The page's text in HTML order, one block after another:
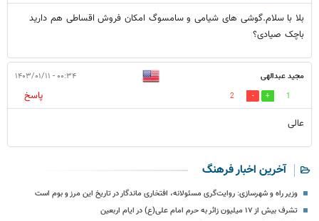
بلا با سلام.گوشی های شیامی و سامسوگ امکان فروش اقساطی هم دارید
باچک صیادی؟
مجید عبدالهی ۰۰:۳۴ - ۱۴۰۳/۰۱/۱۱
1
2
پاسخ
عالی
آخرین اخبار فرهنگ
وزیر راه و شهرسازی: روایت‌گری مسئولانه، افتخاری ماندگار در تاریخ این مرز و بوم است
تشرف بیش از ۱۷ میلیون زائر به حرم امام علی(ع) در ایام اربعین